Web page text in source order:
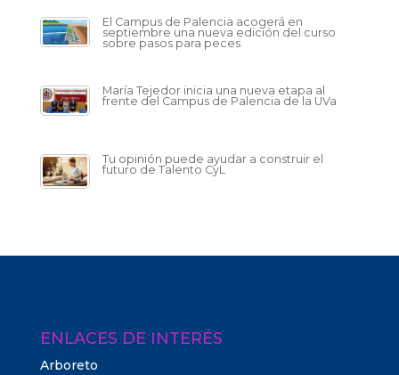
El Campus de Palencia acogerá en
septiembre una nueva edición del curso
sobre pasos para peces
María Tejedor inicia una nueva etapa al
frente del Campus de Palencia de la UVa
Tu opinión puede ayudar a construir el
futuro de Talento CyL
ENLACES DE INTERÉS
Arboreto